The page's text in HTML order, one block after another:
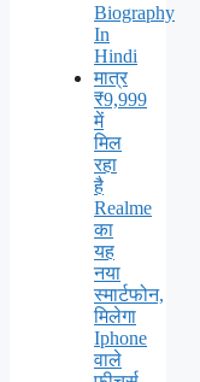
Biography
In
Hindi
मात्र
₹9,999
में
मिल
रहा
है
Realme
का
यह
नया
स्मार्टफोन,
मिलेगा
Iphone
वाले